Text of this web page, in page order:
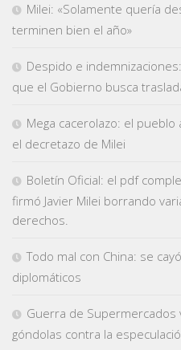
Milei: «Solamente quería
terminen bien el año»
Despido e
que el Gobierno busca
Mega cacerolazo: el
el decretazo de Milei
Boletín Oficial: el pdf
firmó Javier Milei borrando
derechos.
Todo mal con China: se
diplomáticos
Guerra de
góndolas contra la